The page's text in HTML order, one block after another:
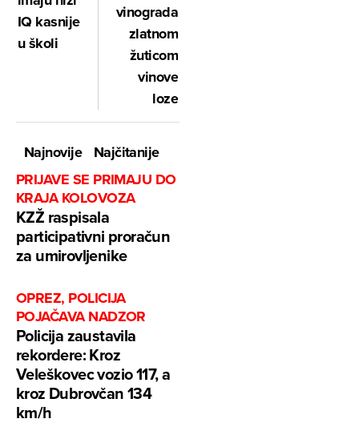
IQ kasnije
u školi
vinograda
zlatnom
žuticom
vinove
loze
Najnovije
Najčitanije
PRIJAVE SE PRIMAJU DO
KRAJA KOLOVOZA
KZŽ raspisala
participativni proračun
za umirovljenike
OPREZ, POLICIJA
POJAČAVA NADZOR
Policija zaustavila
rekordere: Kroz
Veleškovec vozio 117, a
kroz Dubrovčan 134
km/h